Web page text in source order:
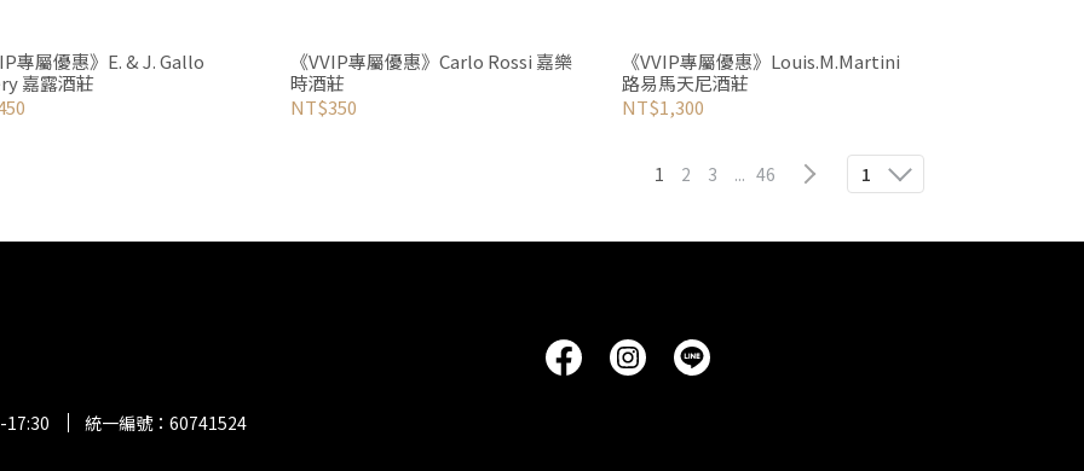
專屬優惠》E. & J. Gallo
嘉露酒莊
《VVIP專屬優惠》Carlo Rossi 嘉樂
時酒莊
NT$350
《VVIP專屬優惠》Louis.M.Martini
路易馬天尼酒莊
NT$1,300
1 2 3 ... 46 1
17:30 統一編號：60741524